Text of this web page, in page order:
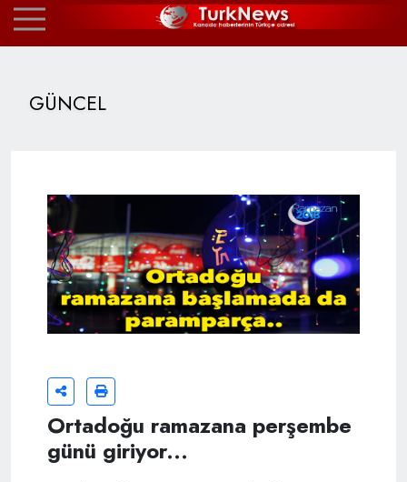
GÜNCEL
Ortadoğu ramazana perşembe
günü giriyor...